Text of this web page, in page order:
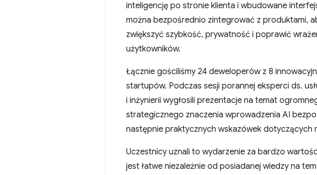
inteligencję po stronie klienta i wbudowane
można bezpośrednio zintegrować z produktami,
zwiększyć szybkość, prywatność i poprawić
użytkowników.
Łącznie gościliśmy 24 deweloperów z 8
startupów. Podczas sesji porannej eksperci ds.
i inżynierii wygłosili prezentacje na temat
strategicznego znaczenia wprowadzenia AI
następnie praktycznych wskazówek dotyczących
Uczestnicy uznali to wydarzenie za bardzo
jest łatwe niezależnie od posiadanej wiedzy na